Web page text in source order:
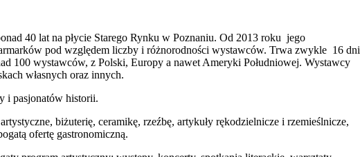
40 lat na płycie Starego Rynku w Poznaniu. Od 2013 roku jego
pod względem liczby i różnorodności wystawców. Trwa zwykle 16 dni
100 wystawców, z Polski, Europy a nawet Ameryki Południowej. Wystawcy
własnych oraz innych.
i pasjonatów historii.
biżuterię, ceramikę, rzeźbę, artykuły rękodzielnicze i rzemieślnicze,
ofertę gastronomiczną.